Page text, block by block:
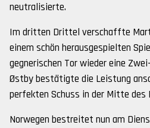
neutralisierte.
Im dritten Drittel verschaffte
einem schön herausgespielten
gegnerischen Tor wieder eine
Østby bestätigte die Leistung
perfekten Schuss in der Mitte des
Norwegen bestreitet nun am